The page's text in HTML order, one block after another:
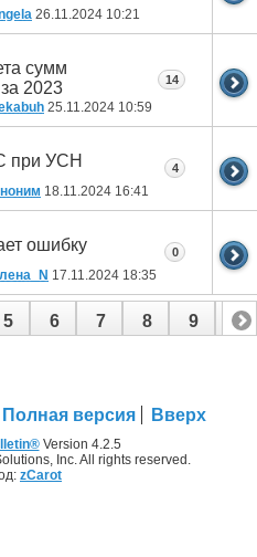
26.11.2024 10:21
сумм
2023
25.11.2024 10:59
14
при УСН
18.11.2024 16:41
4
ошибку
17.11.2024 18:35
0
5 6 7 8 9 10
Полная версия Вверх
Version 4.2.5
Inc. All rights reserved.
zCarot